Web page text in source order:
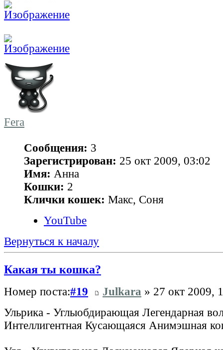
Fera
Сообщения: 3
Зарегистрирован: 25 окт 2009, 03:02
Имя: Анна
Кошки: 2
Клички кошек: Макс, Соня
YouTube
Вернуться к началу
Какая ты кошка?
Номер поста:#19 Julkara » 27 окт 2009,
Ульрика - Углыобдирающая Легендарная
Интеллигентная Кусающаяся Анимэшная